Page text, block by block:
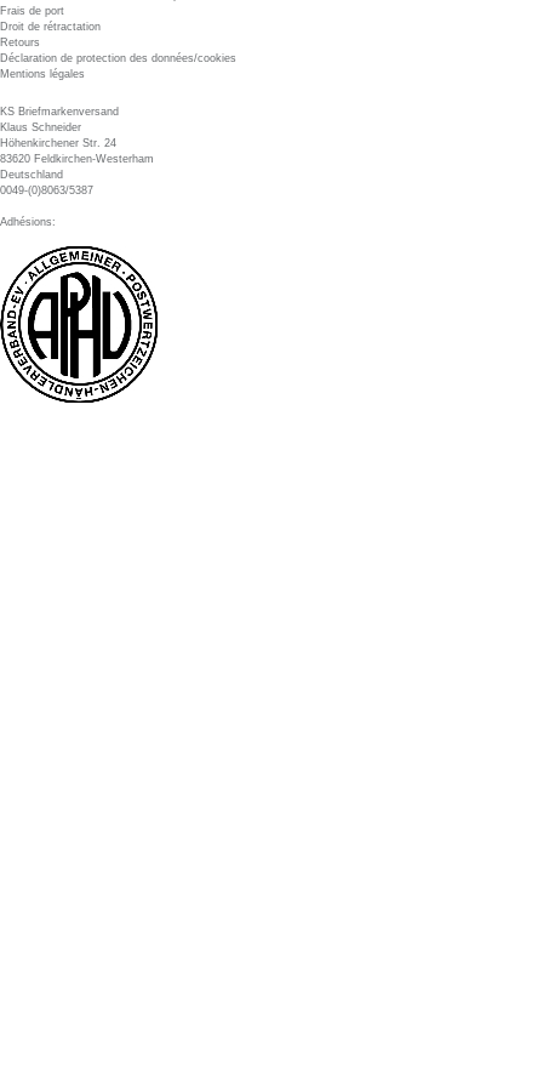
Frais de port
Droit de rétractation
Retours
Déclaration de protection des données/cookies
Mentions légales
KS Briefmarkenversand
Klaus Schneider
Höhenkirchener Str. 24
83620 Feldkirchen-Westerham
Deutschland
0049-(0)8063/5387
Adhésions: